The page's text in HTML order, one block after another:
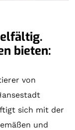
bieten:
von
sich mit der
und